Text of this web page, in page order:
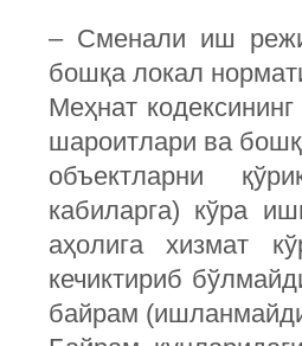
– Сменали иш
бошқа локал
Меҳнат
шароитлари ва
объектларни
кабиларга) кўра
аҳолига хизмат
кечиктириб
байрам